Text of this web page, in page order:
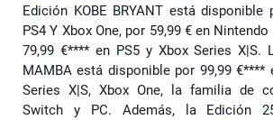
Edición KOBE BRYANT está disponible
PS4 Y Xbox One, por 59,99 € en
79,99 €**** en PS5 y Xbox Series X|S.
MAMBA está disponible por 99,99 €****
Series X|S, Xbox One, la familia de
Switch y PC. Además, la Edición